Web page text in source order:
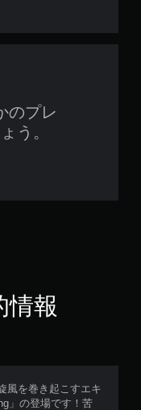
のプレ
う。
情報
風を巻き起こすエキ
」の登場です！苦